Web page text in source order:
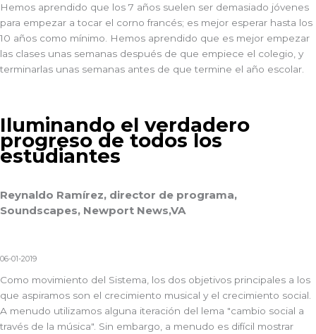
Hemos aprendido que los 7 años suelen ser demasiado jóvenes
para empezar a tocar el corno francés; es mejor esperar hasta los
10 años como mínimo. Hemos aprendido que es mejor empezar
las clases unas semanas después de que empiece el colegio, y
terminarlas unas semanas antes de que termine el año escolar.
Iluminando el verdadero
progreso de todos los
estudiantes
Reynaldo Ramírez, director de programa,
Soundscapes, Newport News,VA
06-01-2019
Como movimiento del Sistema, los dos objetivos principales a los
que aspiramos son el crecimiento musical y el crecimiento social.
A menudo utilizamos alguna iteración del lema "cambio social a
través de la música". Sin embargo, a menudo es difícil mostrar